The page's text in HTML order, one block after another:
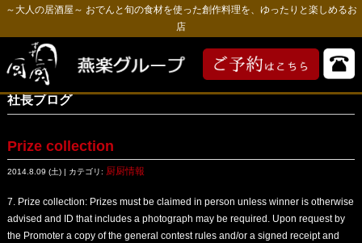
～大人の居酒屋～ おでんと旬の食材を使った創作料理を、ゆったりと楽しめるお
店
社長ブログ
Prize collection
2014.8.09 (土) | カテゴリ: 厨厨情報
7. Prize collection: Prizes must be claimed in person unless winner is otherwise
advised and ID that includes a photograph may be required. Upon request by
the Promoter a copy of the general contest rules and/or a signed receipt and